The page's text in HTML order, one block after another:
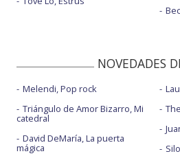
NOVEDADES
Melendi, Pop rock
Triángulo de Amor Bizarro, Mi
catedral
David DeMaría, La puerta
mágica